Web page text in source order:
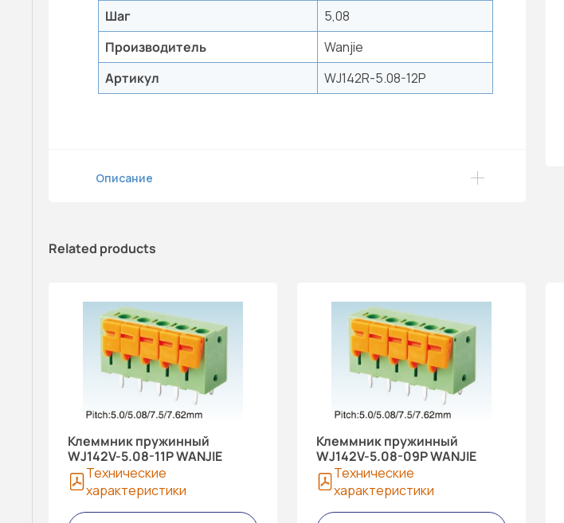
Шаг
5,08
Производитель
Wanjie
Артикул
WJ142R-5.08-12P
Описание
Related products
Клеммник пружинный
WJ142V-5.08-11P WANJIE
Технические
характеристики
Клеммник пружинный
WJ142V-5.08-09P WANJIE
Технические
характеристики